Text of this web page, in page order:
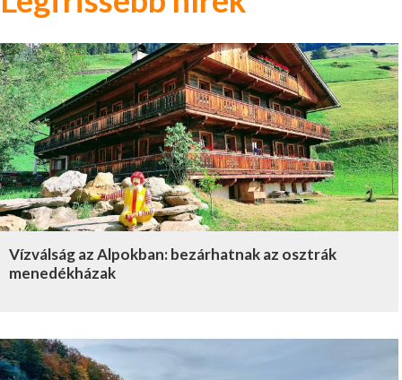
Vízválság az Alpokban: bezárhatnak az osztrák
menedékházak